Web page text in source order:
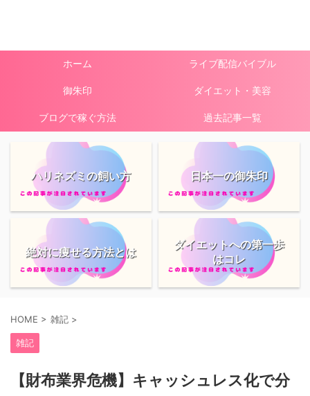
ホーム ライブ配信バイブル
御朱印 ダイエット・美容
ブログで稼ぐ方法 過去記事一覧
ハリネズミの飼い方 日本一の御朱印
絶対に痩せる方法とは
ダイエットへの第一歩
はコレ
HOME > 雑記 >
雑記
【財布業界危機】キャッシュレス化で分